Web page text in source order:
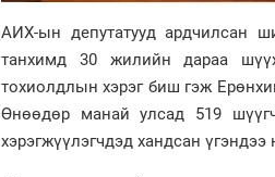
АИХ-ын депутатууд ардчилсан
танхимд 30 жилийн дараа
тохиолдлын хэрэг биш гэж
Өнөөдөр манай улсад 519
хэрэгжүүлэгчдэд хандсан